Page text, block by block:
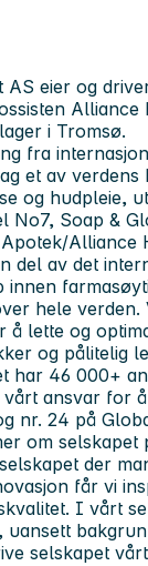
AS eier og
i Tromsø.
fra
et av
og hudpleie,
No7, Soap &
av det
hele verden.
lette og
og pålitelig
har 46 000+
ansvar for
nr. 24 på
om
der
får vi
I vårt
selskapet